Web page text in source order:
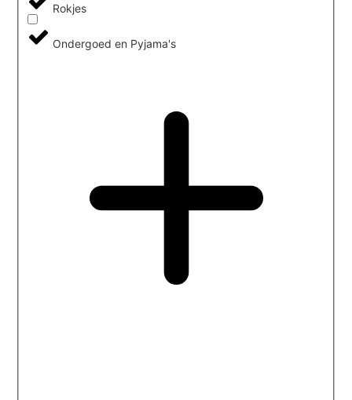
Rokjes
Ondergoed en Pyjama's